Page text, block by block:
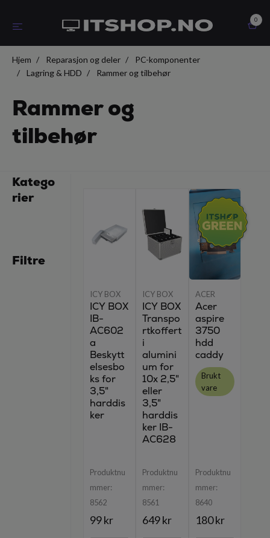
0
Hjem Reparasjon og deler
PC-komponenter
Lagring & HDD
Rammer og tilbehør
Rammer og
tilbehør
Katego
rier
Filtre
ICY BOX
ICY BOX
IB-
AC602
a
Beskytt
elsesbo
ks for
3,5"
harddis
ker
Produktnu
mmer:
8562
99 kr
ICY BOX
ICY BOX
Transpo
rtkoffert
i
alumini
um for
10x 2,5"
eller
3,5"
harddis
ker IB-
AC628
Produktnu
mmer:
8561
649 kr
ACER
Acer
aspire
3750
hdd
caddy
Brukt
vare
Produktnu
mmer:
8640
180 kr